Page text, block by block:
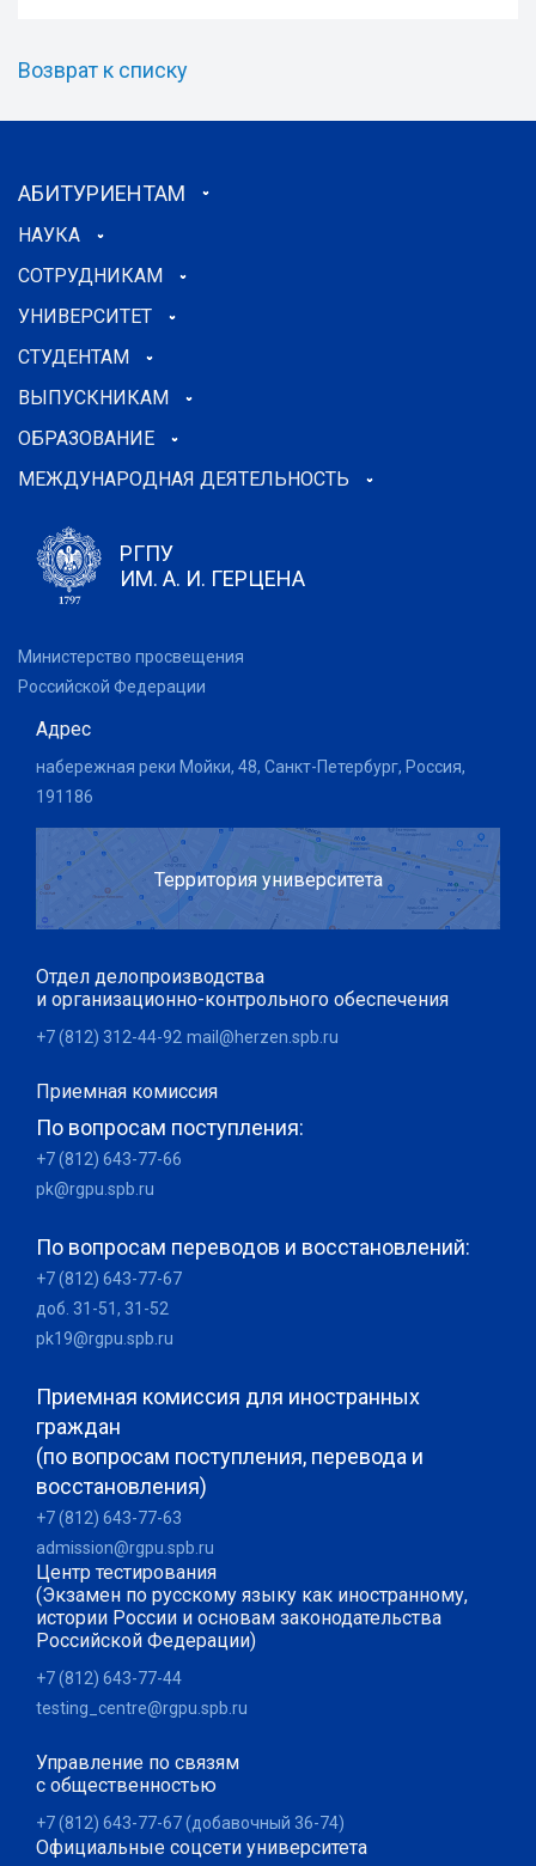
Возврат к списку
АБИТУРИЕНТАМ
НАУКА
СОТРУДНИКАМ
УНИВЕРСИТЕТ
СТУДЕНТАМ
ВЫПУСКНИКАМ
ОБРАЗОВАНИЕ
МЕЖДУНАРОДНАЯ ДЕЯТЕЛЬНОСТЬ
РГПУ
ИМ. А. И. ГЕРЦЕНА
Министерство просвещения
Российской Федерации
Адрес
набережная реки Мойки, 48, Санкт-Петербург, Россия,
191186
Территория университета
Отдел делопроизводства
и организационно-контрольного обеспечения
+7 (812) 312-44-92 mail@herzen.spb.ru
Приемная комиссия
По вопросам поступления:
+7 (812) 643-77-66
pk@rgpu.spb.ru
По вопросам переводов и восстановлений:
+7 (812) 643-77-67
доб. 31-51, 31-52
pk19@rgpu.spb.ru
Приемная комиссия для иностранных
граждан
(по вопросам поступления, перевода и
восстановления)
+7 (812) 643-77-63
admission@rgpu.spb.ru
Центр тестирования
(Экзамен по русскому языку как иностранному,
истории России и основам законодательства
Российской Федерации)
+7 (812) 643-77-44
testing_centre@rgpu.spb.ru
Управление по связям
с общественностью
+7 (812) 643-77-67 (добавочный 36-74)
Официальные соцсети университета